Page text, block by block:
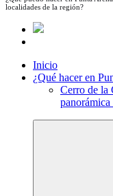
localidades de la región?
Inicio
¿Qué hacer en
Cerro de la
panorámica